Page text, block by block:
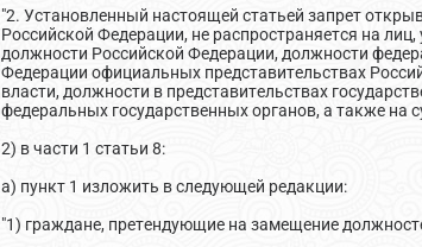
"2. Установленный настоящей статьей запрет
Российской Федерации, не распространяется на
должности Российской Федерации, должности
Федерации официальных представительствах
власти, должности в представительствах
федеральных государственных органов, а также на
2) в части 1 статьи 8:
а) пункт 1 изложить в следующей редакции:
"1) граждане, претендующие на замещение